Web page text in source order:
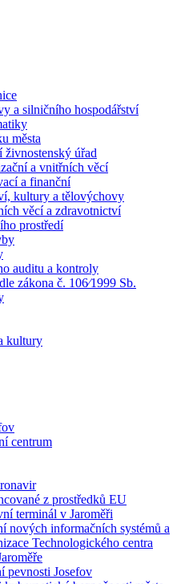
a silničního hospodářství
města
živnostenský úřad
a vnitřních věcí
a finanční
kultury a tělovýchovy
věcí a zdravotnictví
prostředí
auditu a kontroly
zákona č. 106⁄1999 Sb.
kultury
centrum
z prostředků EU
terminál v Jaroměři
nových informačních systémů a
Technologického centra
pevnosti Josefov